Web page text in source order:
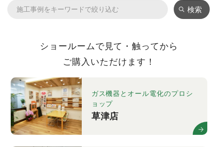
検索
ショールームで見て・触ってから
ご購入いただけます！
ガス機器とオール電化のプロシ
ョップ
草津店